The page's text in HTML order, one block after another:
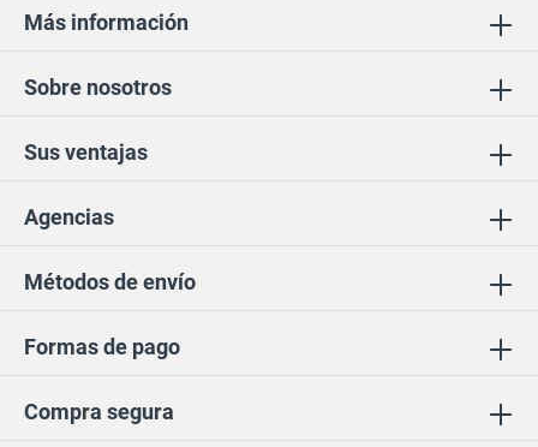
Sus ventajas
Agencias
Compra segura
Sobre nosotros
Más información
Formas de pago
Métodos de envío